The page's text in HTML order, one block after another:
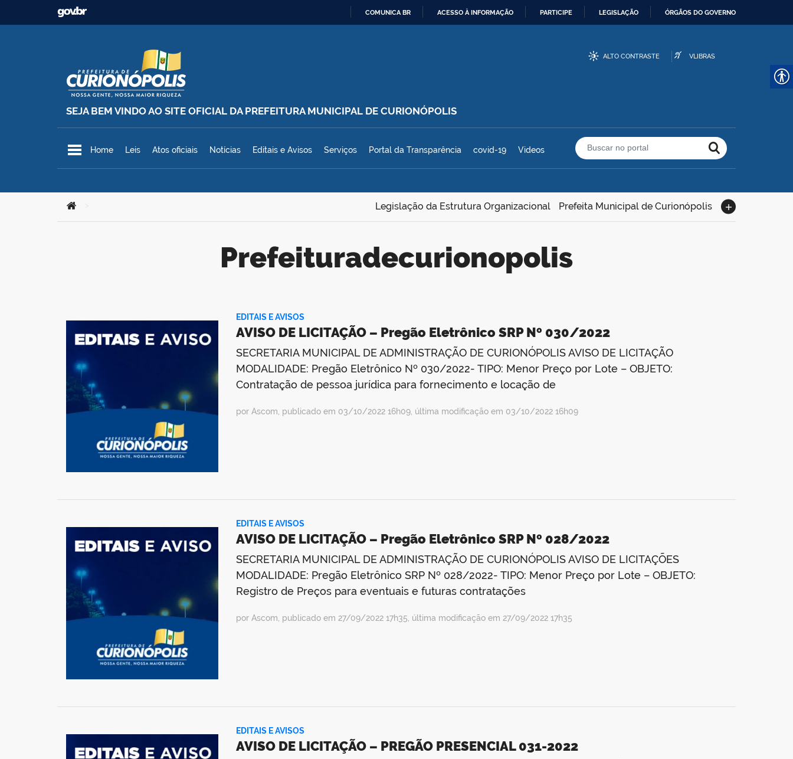
Ir para o conteúdo COMUNICA BR ACESSO À INFORMAÇÃO PARTICIPE LEGISLAÇÃO ÓRGÃOS DO GOVERNO
SEJA BEM VINDO AO SITE OFICIAL DA PREFEITURA MUNICIPAL DE CURIONÓPOLIS
Prefeitura Municipal de Curionópolis
ALTO CONTRASTE VLIBRAS
Home Leis Atos oficiais Notícias Editais e Avisos Serviços Portal da Transparência covid-19 Videos Buscar no portal
Você está aqui: Legislação da Estrutura Organizacional Prefeita Municipal de Curionópolis
prefeituradecurionopolis
EDITAIS E AVISOS
AVISO DE LICITAÇÃO – Pregão Eletrônico SRP Nº 030/2022
SECRETARIA MUNICIPAL DE ADMINISTRAÇÃO DE CURIONÓPOLIS AVISO DE LICITAÇÃO
MODALIDADE: Pregão Eletrônico Nº 030/2022- TIPO: Menor Preço por Lote – OBJETO:
Contratação de pessoa jurídica para fornecimento e locação de
por Ascom, publicado em 03/10/2022 16h09, última modificação em 03/10/2022 16h09
EDITAIS E AVISOS
AVISO DE LICITAÇÃO – Pregão Eletrônico SRP Nº 028/2022
SECRETARIA MUNICIPAL DE ADMINISTRAÇÃO DE CURIONÓPOLIS AVISO DE LICITAÇÕES
MODALIDADE: Pregão Eletrônico SRP Nº 028/2022- TIPO: Menor Preço por Lote – OBJETO:
Registro de Preços para eventuais e futuras contratações
por Ascom, publicado em 27/09/2022 17h35, última modificação em 27/09/2022 17h35
EDITAIS E AVISOS
AVISO DE LICITAÇÃO – PREGÃO PRESENCIAL 031-2022